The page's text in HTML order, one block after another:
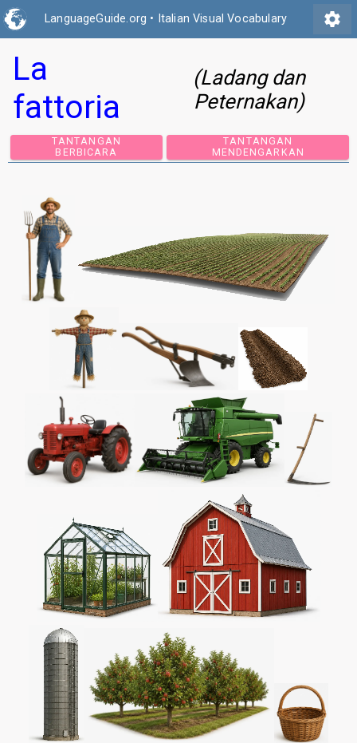
LanguageGuide.org • Italian Visual Vocabulary settings
La
fattoria
(Ladang dan
Peternakan)
TANTANGAN
TANTANGAN